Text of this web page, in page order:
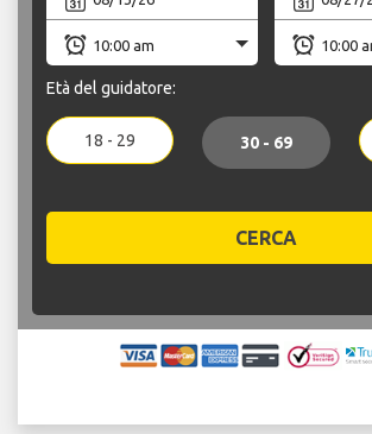
Età del guidatore:
18 - 29 30 - 69
CERCA